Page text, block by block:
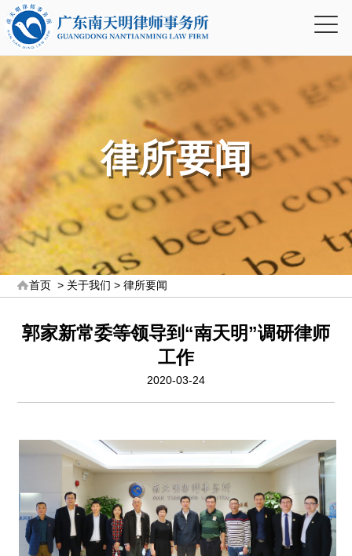
律所要闻
首页 > 关于我们 >律所要闻
郭家新常委等领导到“南天明”调研律师
工作
2020-03-24